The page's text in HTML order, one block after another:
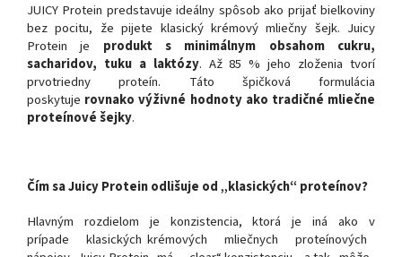
JUICY Protein predstavuje ideálny spôsob ako prijať bielkoviny
bez pocitu, že pijete klasický krémový mliečny šejk. Juicy
Protein je produkt s minimálnym obsahom cukru,
sacharidov, tuku a laktózy. Až 85 % jeho zloženia tvorí
prvotriedny proteín. Táto špičková formulácia
poskytuje rovnako výživné hodnoty ako tradičné mliečne
proteínové šejky.
Čím sa Juicy Protein odlišuje od „klasických“ proteínov?
Hlavným rozdielom je konzistencia, ktorá je iná ako v
prípade klasických krémových mliečnych proteínových